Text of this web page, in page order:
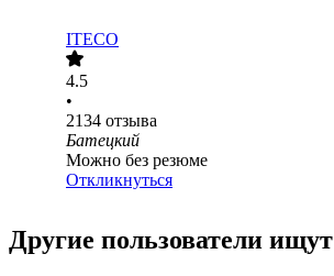
ITECO
4.5
•
2134 отзыва
Батецкий
Можно без резюме
Откликнуться
Другие пользователи ищут